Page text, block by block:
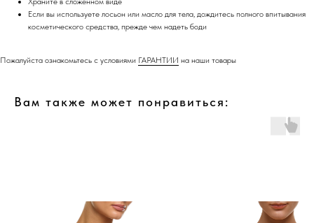
Если вы используете лосьон или масло для тела, дождитесь полного впитывания
косметического средства, прежде чем надеть боди
Пожалуйста ознакомьтесь с условиями ГАРАНТИИ на наши товары
Вам также может понравиться: